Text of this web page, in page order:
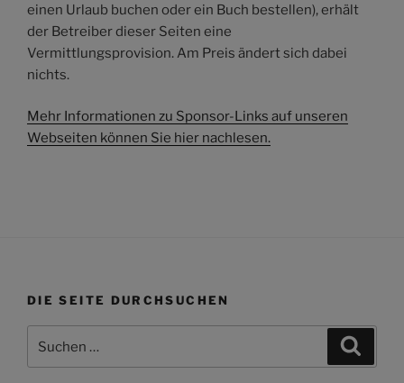
einen Urlaub buchen oder ein Buch bestellen), erhält
der Betreiber dieser Seiten eine
Vermittlungsprovision. Am Preis ändert sich dabei
nichts.
Mehr Informationen zu Sponsor-Links auf unseren
Webseiten können Sie hier nachlesen.
DIE SEITE DURCHSUCHEN
nach: